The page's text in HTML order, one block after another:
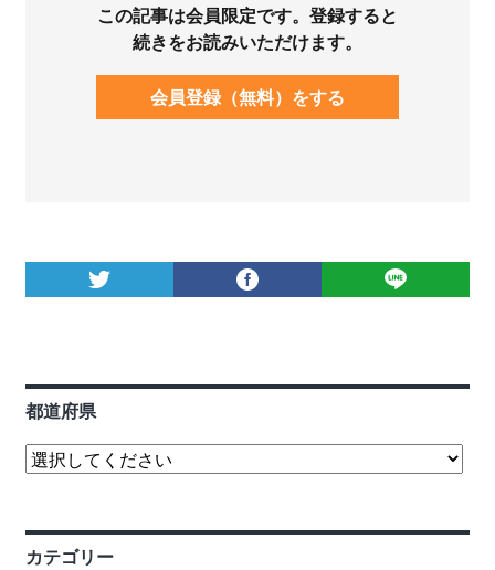
この記事は会員限定です。登録すると
続きをお読みいただけます。
会員登録（無料）をする
都道府県
カテゴリー